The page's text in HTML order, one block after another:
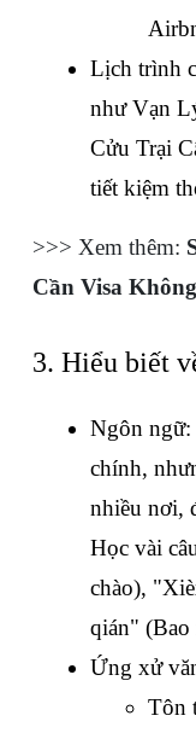
Lịch trình
như Vạn
Cửu Trại
tiết kiệm
>>> Xem thêm:
Cần Visa Không
3. Hiểu biết
Ngôn ngữ:
chính,
nhiều nơi,
Học vài
chào),
qián" (Bao
Ứng xử
Tôn